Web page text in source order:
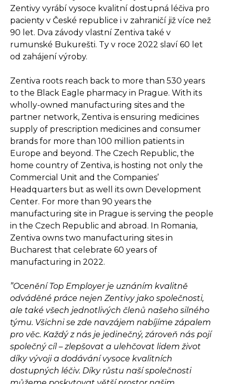
Zentivy vyrábí vysoce kvalitní dostupná léčiva pro
pacienty v České republice i v zahraničí již více než
90 let. Dva závody vlastní Zentiva také v
rumunské Bukurešti. Ty v roce 2022 slaví 60 let
od zahájení výroby.
Zentiva roots reach back to more than 530 years
to the Black Eagle pharmacy in Prague. With its
wholly-owned manufacturing sites and the
partner network, Zentiva is ensuring medicines
supply of prescription medicines and consumer
brands for more than 100 million patients in
Europe and beyond. The Czech Republic, the
home country of Zentiva, is hosting not only the
Commercial Unit and the Companies’
Headquarters but as well its own Development
Center. For more than 90 years the
manufacturing site in Prague is serving the people
in the Czech Republic and abroad. In Romania,
Zentiva owns two manufacturing sites in
Bucharest that celebrate 60 years of
manufacturing in 2022.
”Ocenění Top Employer je uznáním kvalitně
odváděné práce nejen Zentivy jako společnosti,
ale také všech jednotlivých členů našeho silného
týmu. Všichni se zde navzájem nabíjíme zápalem
pro věc. Každý z nás je jedinečný, zároveň nás pojí
společný cíl – zlepšovat a ulehčovat lidem život
díky vývoji a dodávání vysoce kvalitních
dostupných léčiv. Díky růstu naší společnosti